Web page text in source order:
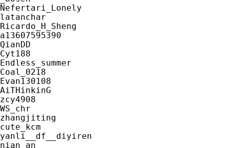
Nefertari_Lonely
latanchar
Ricardo_H_Sheng
a13607595390
QianDD
Cyt188
Endless_summer
Coal_0218
Evan130108
AiTHinkinG
zcy4908
WS_chr
zhangjiting
cute_kcm
yanli__df__diyiren
nian_an